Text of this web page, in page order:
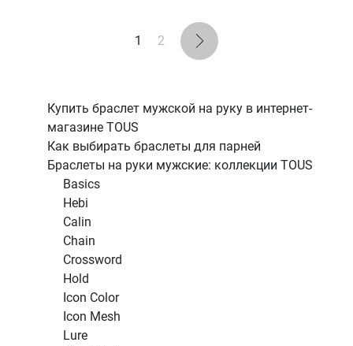
1 2
Купить браслет мужской на руку в интернет-
магазине TOUS
Как выбирать браслеты для парней
Браслеты на руки мужские: коллекции TOUS
Basics
Hebi
Calin
Chain
Crossword
Hold
Icon Color
Icon Mesh
Lure